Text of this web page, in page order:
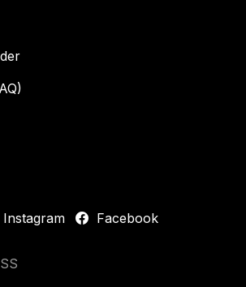
Instagram Facebook